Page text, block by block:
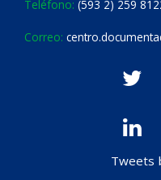
Teléfono: (593 2) 259
Correo:
Tweets